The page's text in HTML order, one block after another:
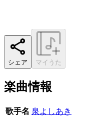
シェア マイうた
楽曲情報
歌手名 泉よしあき